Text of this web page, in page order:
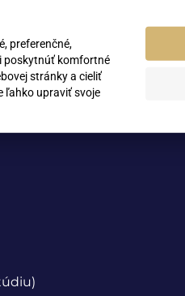
preferenčné,
poskytnúť komfortné
stránky a cieliť
ľahko upraviť svoje